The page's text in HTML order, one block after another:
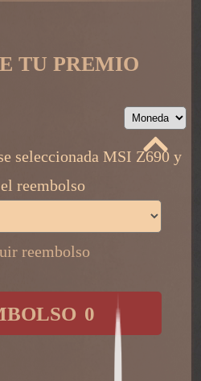
TU PREMIO
seleccionada MSI Z690 y
reembolso
reembolso
0